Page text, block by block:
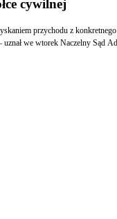
cywilnej
przychodu z
uznał we wtorek Naczelny Sąd